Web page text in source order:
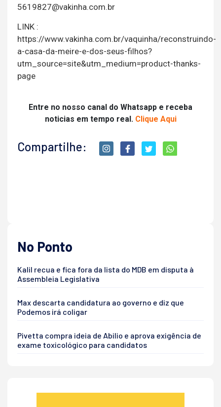
5619827@vakinha.com.br
LINK :
https://www.vakinha.com.br/vaquinha/reconstruindo-
a-casa-da-meire-e-dos-seus-filhos?
utm_source=site&utm_medium=product-thanks-
page
Entre no nosso canal do Whatsapp e receba
noticias em tempo real. Clique Aqui
Compartilhe:
No Ponto
Kalil recua e fica fora da lista do MDB em disputa à
Assembleia Legislativa
Max descarta candidatura ao governo e diz que
Podemos irá coligar
Pivetta compra ideia de Abilio e aprova exigência de
exame toxicológico para candidatos